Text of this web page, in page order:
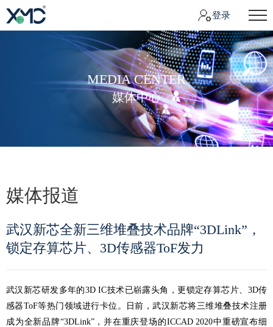
登录
MEDIA CENTER
媒体中心
媒体报道
武汉新芯全新三维堆叠技术品牌“3DLink”，
锁定存算芯片、3D传感器ToF发力
武汉新芯研发多年的3D IC技术已崭露头角，更锁定存算芯片、3D传
感器ToF等热门领域进行卡位。日前，武汉新芯将三维堆叠技术注册
成为全新品牌“3DLink”，并在重庆登场的ICCAD 2020中重磅宣布细